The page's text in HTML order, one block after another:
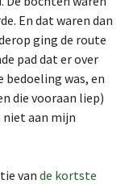
En dat waren dan
ging de route
pad dat er over
bedoeling was, en
die vooraan liep)
niet aan mijn
van de kortste